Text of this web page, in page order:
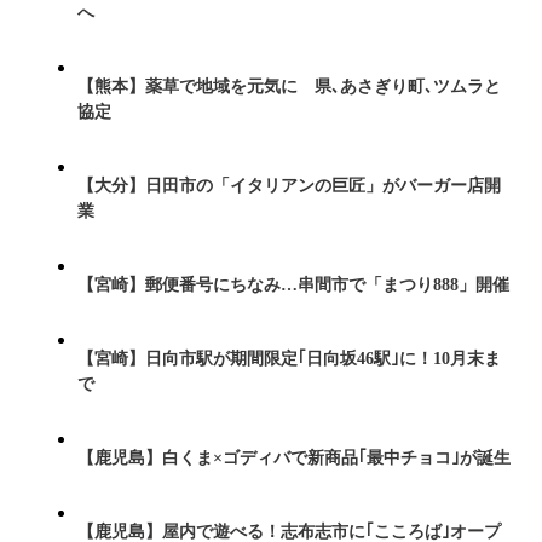
へ
【熊本】薬草で地域を元気に 県､あさぎり町､ツムラと
協定
【大分】日田市の「イタリアンの巨匠」がバーガー店開
業
【宮崎】郵便番号にちなみ…串間市で「まつり888」開催
【宮崎】日向市駅が期間限定｢日向坂46駅｣に！10月末ま
で
【鹿児島】白くま×ゴディバで新商品｢最中チョコ｣が誕生
【鹿児島】屋内で遊べる！志布志市に｢こころば｣オープ